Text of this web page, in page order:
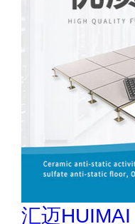
索邦管